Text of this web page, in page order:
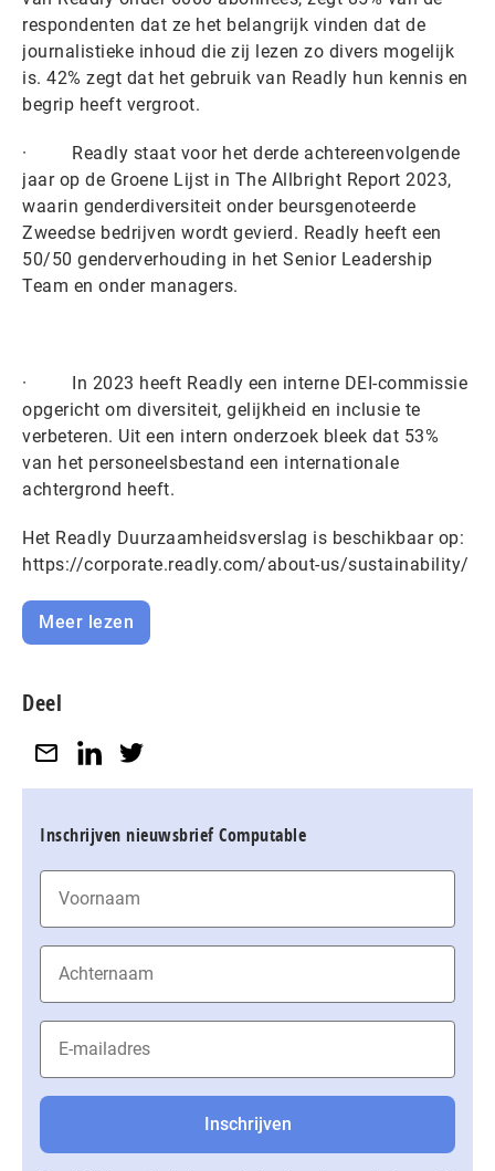
respondenten dat ze het belangrijk vinden dat de
journalistieke inhoud die zij lezen zo divers mogelijk
is. 42% zegt dat het gebruik van Readly hun kennis en
begrip heeft vergroot.
· Readly staat voor het derde achtereenvolgende
jaar op de Groene Lijst in The Allbright Report 2023,
waarin genderdiversiteit onder beursgenoteerde
Zweedse bedrijven wordt gevierd. Readly heeft een
50/50 genderverhouding in het Senior Leadership
Team en onder managers.
· In 2023 heeft Readly een interne DEI-commissie
opgericht om diversiteit, gelijkheid en inclusie te
verbeteren. Uit een intern onderzoek bleek dat 53%
van het personeelsbestand een internationale
achtergrond heeft.
Het Readly Duurzaamheidsverslag is beschikbaar op:
https://corporate.readly.com/about-us/sustainability/
Meer lezen
Deel
Inschrijven nieuwsbrief Computable